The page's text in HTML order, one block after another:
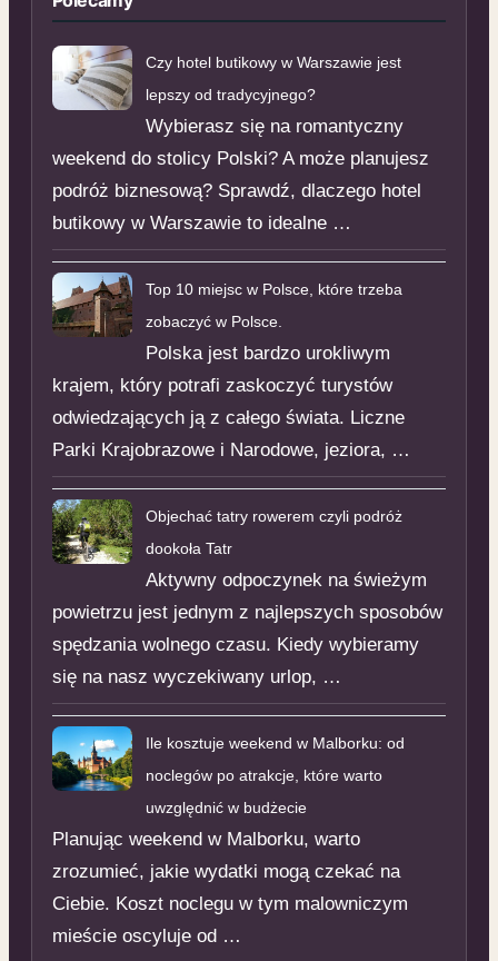
Czy hotel butikowy w Warszawie jest
lepszy od tradycyjnego?
Wybierasz się na romantyczny
weekend do stolicy Polski? A może planujesz
podróż biznesową? Sprawdź, dlaczego hotel
butikowy w Warszawie to idealne …
Top 10 miejsc w Polsce, które trzeba
zobaczyć w Polsce.
Polska jest bardzo urokliwym
krajem, który potrafi zaskoczyć turystów
odwiedzających ją z całego świata. Liczne
Parki Krajobrazowe i Narodowe, jeziora, …
Objechać tatry rowerem czyli podróż
dookoła Tatr
Aktywny odpoczynek na świeżym
powietrzu jest jednym z najlepszych sposobów
spędzania wolnego czasu. Kiedy wybieramy
się na nasz wyczekiwany urlop, …
Ile kosztuje weekend w Malborku: od
noclegów po atrakcje, które warto
uwzględnić w budżecie
Planując weekend w Malborku, warto
zrozumieć, jakie wydatki mogą czekać na
Ciebie. Koszt noclegu w tym malowniczym
mieście oscyluje od …